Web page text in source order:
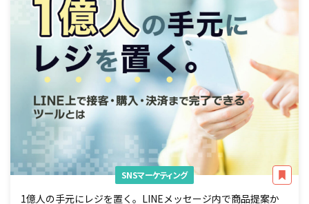
SNSマーケティング
1億人の手元にレジを置く。LINEメッセージ内で商品提案か